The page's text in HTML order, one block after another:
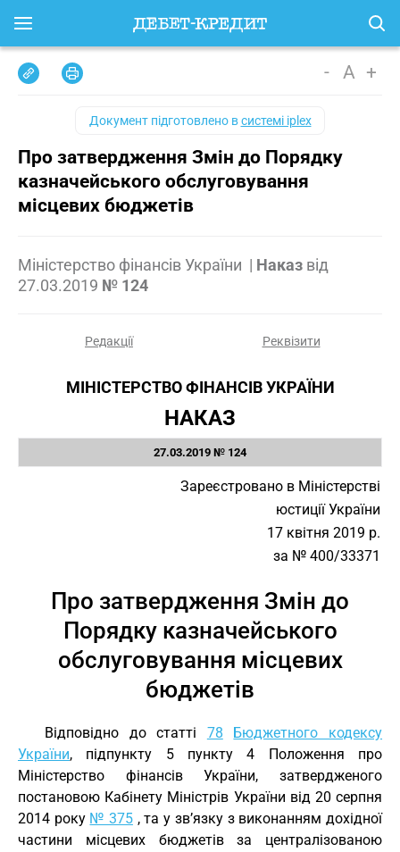
- A +
Документ підготовлено всистемі iplex
Про затвердження Змін до Порядку
казначейського обслуговування
місцевих бюджетів
Міністерство фінансів України | Наказ від
27.03.2019 № 124
Редакції Реквізити
МІНІСТЕРСТВО ФІНАНСІВ УКРАЇНИ
НАКАЗ
27.03.2019 № 124
Зареєстровано в Міністерстві
юстиції України
17 квітня 2019 р.
за № 400/33371
Про затвердження Змін до
Порядку казначейського
обслуговування місцевих
бюджетів
Відповідно до статті 78
Бюджетного кодексу
України, підпункту 5 пункту 4 Положення про
Міністерство фінансів України, затвердженого
постановою Кабінету Міністрів України від 20 серпня
2014 року № 375, та у зв’язку з виконанням дохідної
частини місцевих бюджетів за централізованою